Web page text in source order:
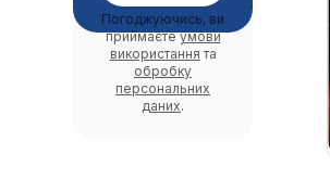
Погоджуючись, ви
приймаєтеумови
використання та
обробку
персональних
даних.